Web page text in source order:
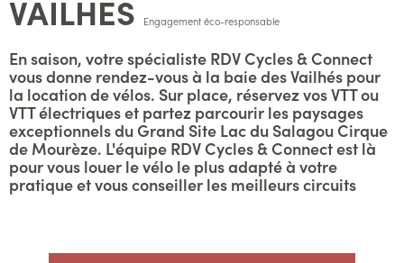
VAILHÉS Engagement éco-responsable
En saison, votre spécialiste RDV Cycles & Connect
vous donne rendez-vous à la baie des Vailhés pour
la location de vélos. Sur place, réservez vos VTT ou
VTT électriques et partez parcourir les paysages
exceptionnels du Grand Site Lac du Salagou Cirque
de Mourèze. L'équipe RDV Cycles & Connect est là
pour vous louer le vélo le plus adapté à votre
pratique et vous conseiller les meilleurs circuits